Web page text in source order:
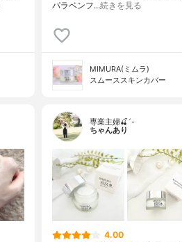
パラベンフ…続きを見る
MIMURA(ミムラ)
スムーススキンカバー
専業主婦🍒´-
ちゃんあり
4.00